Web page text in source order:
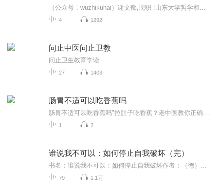
4 1292
问止中医问止卫教
问止卫生教育学读
27 1403
肠胃不适可以吃香蕉吗
1 2
谁说我不可以：如何停止自我破坏（完）
79 1.1万